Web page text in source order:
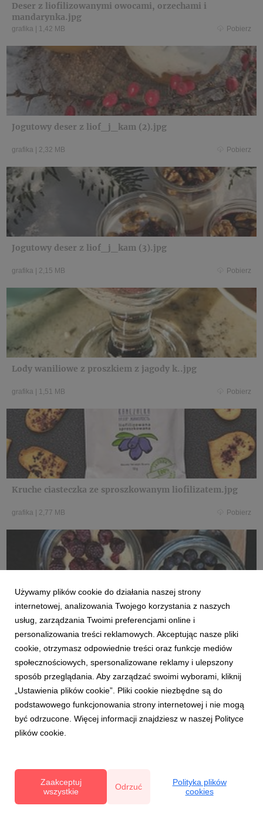
Deser z liofilizowanymi owocami, orzechami i
mandarynka.jpg
grafika 1,42 MB Pobierz
Jogutowy deser z liof_j_kam (2).jpg
grafika 2,32 MB Pobierz
Jogutowy deser z liof_j_kam (3).jpg
grafika 2,15 MB Pobierz
Lody waniliowe z proszkiem z jagody k..jpg
grafika 1,51 MB Pobierz
Kruche ciasteczka ze sproszkowanym liofilizatem.jpg
grafika 2,77 MB Pobierz
Liofruits.pl (1).jpg
grafika|223 KB Pobierz
Sok i koktail ze sproszkowanym liofilizatem.jpg
Używamy plików cookie do działania naszej strony
internetowej, analizowania Twojego korzystania z naszych
usług, zarządzania Twoimi preferencjami online i
personalizowania treści reklamowych. Akceptując nasze pliki
cookie, otrzymasz odpowiednie treści oraz funkcje mediów
społecznościowych, spersonalizowane reklamy i ulepszony
sposób przeglądania. Aby zarządzać swoimi wyborami, kliknij
„Ustawienia plików cookie”. Pliki cookie niezbędne są do
podstawowego funkcjonowania strony internetowej i nie mogą
być odrzucone. Więcej informacji znajdziesz w naszej Polityce
plików cookie.
Zaakceptuj
wszystkie
Odrzuć
Polityka plików
cookies